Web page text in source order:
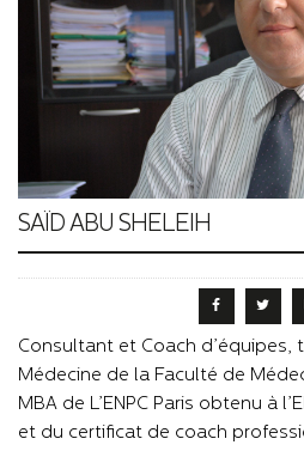
SAÏD ABU SHELEIH
Consultant et Coach d’équipes,
Médecine de la Faculté de
MBA de L’ENPC Paris obtenu à
et du certificat de coach